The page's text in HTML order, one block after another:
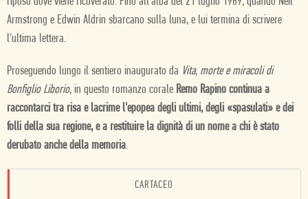
Armstrong e Edwin Aldrin sbarcano sulla luna, e lui termina di scrivere
l'ultima lettera.
Proseguendo lungo il sentiero inaugurato da Vita, morte e miracoli di
Bonfiglio Liborio, in questo romanzo corale Remo Rapino continua a
raccontarci tra risa e lacrime l'epopea degli ultimi, degli «spasulati» e dei
folli della sua regione, e a restituire la dignità di un nome a chi è stato
derubato anche della memoria.
CARTACEO